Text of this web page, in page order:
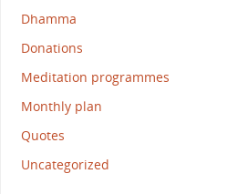
Dhamma
Donations
Meditation programmes
Monthly plan
Quotes
Uncategorized